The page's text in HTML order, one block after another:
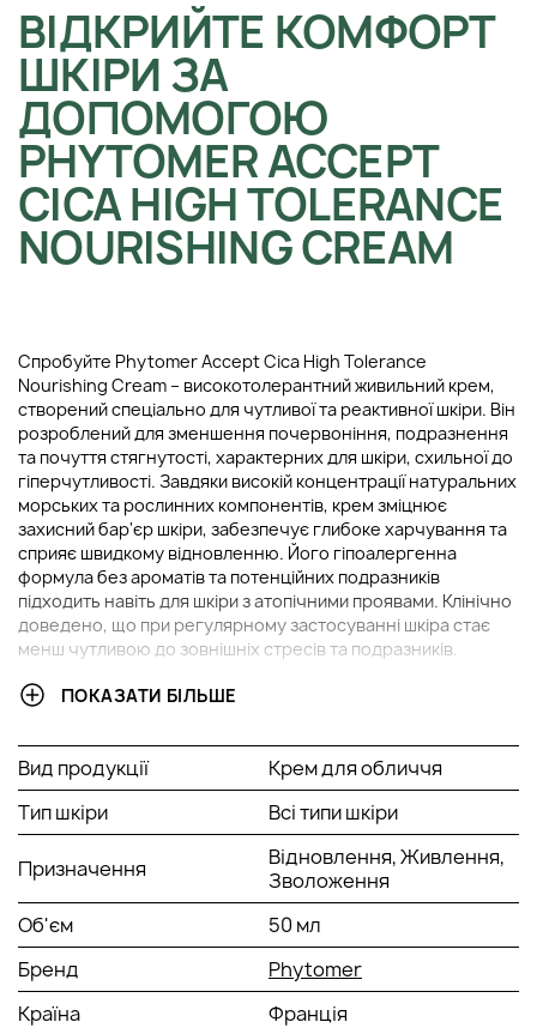
ВІДКРИЙТЕ КОМФОРТ
ШКІРИ ЗА
ДОПОМОГОЮ
PHYTOMER ACCEPT
CICA HIGH TOLERANCE
NOURISHING CREAM
Спробуйте Phytomer Accept Cica High Tolerance
Nourishing Cream – високотолерантний живильний крем,
створений спеціально для чутливої та реактивної шкіри. Він
розроблений для зменшення почервоніння, подразнення
та почуття стягнутості, характерних для шкіри, схильної до
гіперчутливості. Завдяки високій концентрації натуральних
морських та рослинних компонентів, крем зміцнює
захисний бар'єр шкіри, забезпечує глибоке харчування та
сприяє швидкому відновленню. Його гіпоалергенна
формула без ароматів та потенційних подразників
підходить навіть для шкіри з атопічними проявами. Клінічно
доведено, що при регулярному застосуванні шкіра стає
менш чутливою до зовнішніх стресів та подразників.
ОСНОВНІ ІНГРЕДІЄНТИ ТА ЇХ ПЕРЕВАГИ
Ферментований екстракт кодію:
стимулює
природне утворення вітаміну B5 у шкірі, сприяючи
прискореній регенерації тканин. Має виражений
заспокійливий ефект, значно знижуючи
роздратування і почервоніння.
Комплекс Phyco-Defense із бурих водоростей:
активно знижує запальні процеси та зменшує
реактивність шкіри на зовнішні подразники. Сприяє
зміцненню захисного бар'єру, роблячи шкіру
стійкішою до стресових впливів довкілля.
Олія водоростей Undaria pinnatifida:інтенсивно
живить шкіру, відновлює її природну захисну плівку та
ПОКАЗАТИ БІЛЬШЕ
Вид продукції
Крем для обличчя
Тип шкіри
Всі типи шкіри
Призначення
Відновлення, Живлення,
Зволоження
Об'єм
50 мл
Бренд
Phytomer
Країна
Франція